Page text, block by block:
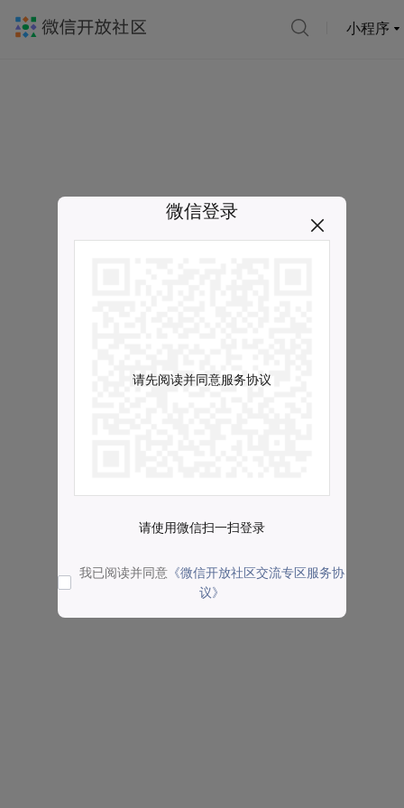
小程序
微信登录
请先阅读并同意服务协议
请使用微信扫一扫登录
我已阅读并同意 《微信开放社区交流专区服务协
议》